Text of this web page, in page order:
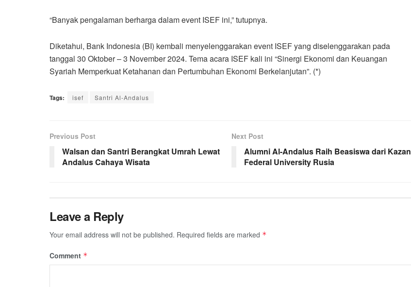
“Banyak pengalaman berharga dalam event ISEF ini,” tutupnya.
Diketahui, Bank Indonesia (BI) kembali menyelenggarakan event ISEF yang diselenggarakan pada
tanggal 30 Oktober – 3 November 2024. Tema acara ISEF kali ini “Sinergi Ekonomi dan Keuangan
Syariah Memperkuat Ketahanan dan Pertumbuhan Ekonomi Berkelanjutan”. (*)
Tags: isef Santri Al-Andalus
Previous Post
Walsan dan Santri Berangkat Umrah Lewat
Andalus Cahaya Wisata
Next Post
Alumni Al-Andalus Raih Beasiswa dari Kazan
Federal University Rusia
Leave a Reply
Your email address will not be published. Required fields are marked *
Comment *